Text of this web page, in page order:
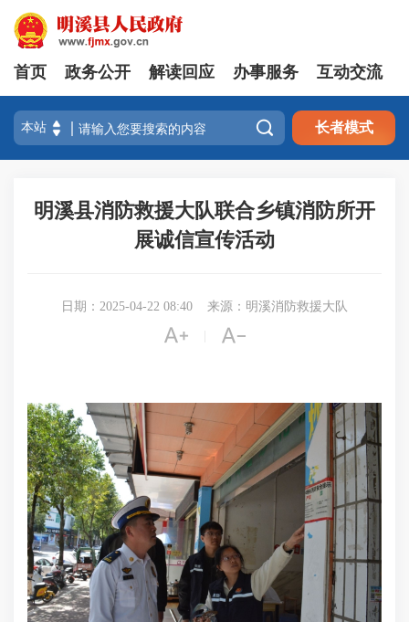
首页 政务公开 解读回应 办事服务 互动交流
 长者模式
明溪县消防救援大队联合乡镇消防所开
展诚信宣传活动
日期：2025-04-22 08:40 来源：明溪消防救援大队
 